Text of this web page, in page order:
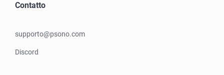
Contatto
supporto@psono.com
Discord